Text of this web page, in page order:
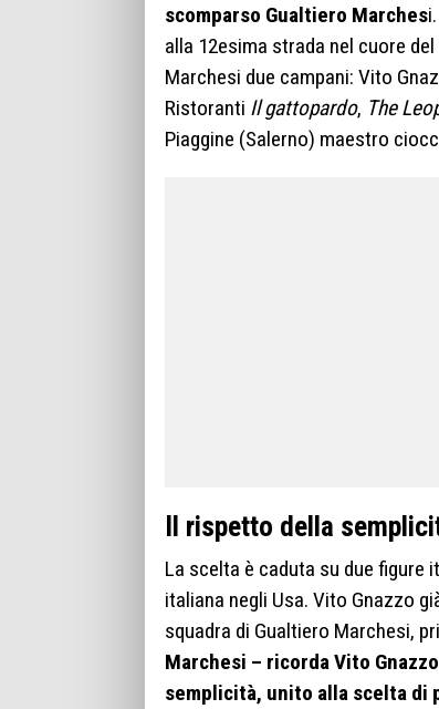
scomparso Gualtiero Marches
alla 12esima strada nel cuore
Marchesi due campani: Vito
Ristoranti Il gattopardo, The
Piaggine (Salerno) maestro
Il rispetto della
La scelta è caduta su due figure
italiana negli Usa. Vito Gnazzo
squadra di Gualtiero Marchesi,
Marchesi – ricorda Vito
semplicità, unito alla scelta di